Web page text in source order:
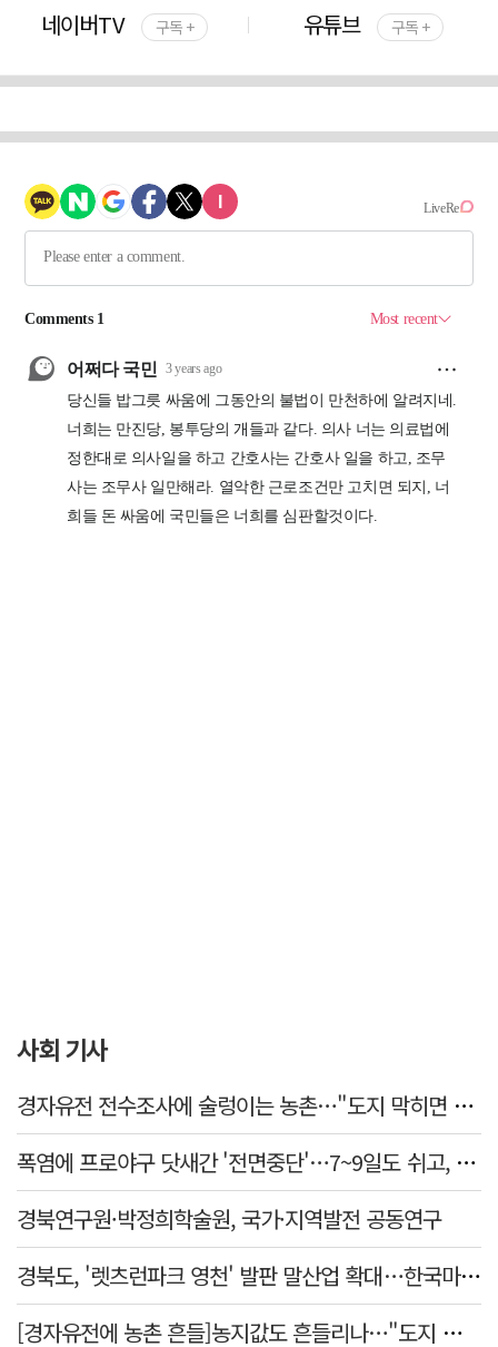
네이버TV 구독 + 유튜브 구독 +
사회 기사
경자유전 전수조사에 술렁이는 농촌…"도지 막히면 농지값도 흔들"
폭염에 프로야구 닷새간 '전면중단'…7~9일도 쉬고, 11일 재개
경북연구원·박정희학술원, 국가·지역발전 공동연구
경북도, '렛츠런파크 영천' 발판 말산업 확대…한국마사회 유치도 총력
[경자유전에 농촌 흔들]농지값도 흔들리나…"도지 막히면 헐값 매물 나올 수도"